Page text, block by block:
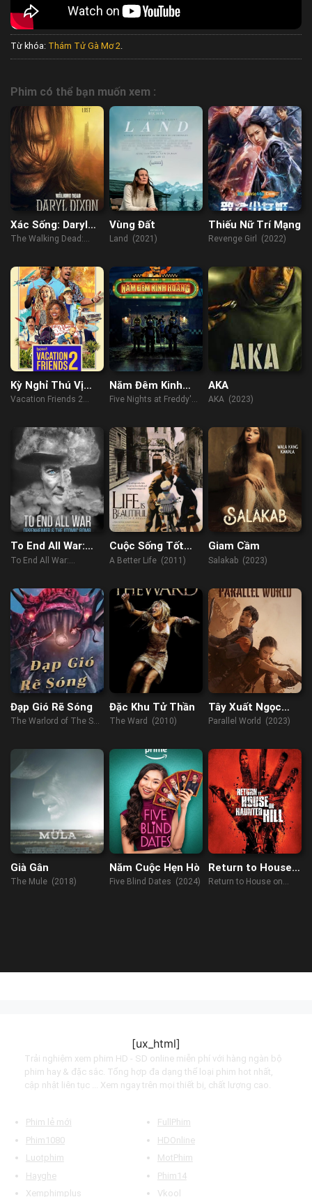
Từ khóa: Thám Tử Gà Mơ 2.
Phim có thể bạn muốn xem :
Xác Sống: Daryl
Dixon
The Walking Dead:
Vùng Đất
Land (2021)
Thiếu Nữ Trí Mạng
Revenge Girl (2022)
Kỳ Nghỉ Thú Vị
Cùng Bạn Bè 2
Vacation Friends 2
Năm Đêm Kinh
Hoàng
Five Nights at Freddy's
AKA
AKA (2023)
To End All War:
Oppenheimer &
To End All War:
Atomic Bomb (2023)
Cuộc Sống Tốt
Đẹp
A Better Life (2011)
Giam Cầm
Salakab (2023)
Đạp Gió Rẽ Sóng
The Warlord of The Sea
Đặc Khu Tử Thần
The Ward (2010)
Tây Xuất Ngọc
Môn
Parallel World (2023)
Già Gân
The Mule (2018)
Năm Cuộc Hẹn Hò
Five Blind Dates (2024)
Return to House
on Haunted Hill
Return to House on